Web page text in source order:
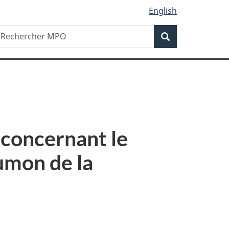
English
Recherche
le
de la